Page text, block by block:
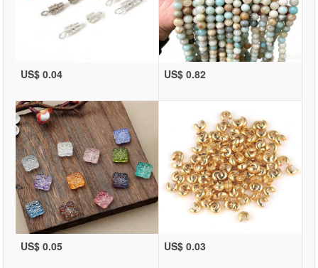
US$ 0.04 US$ 0.82
US$ 0.05 US$ 0.03